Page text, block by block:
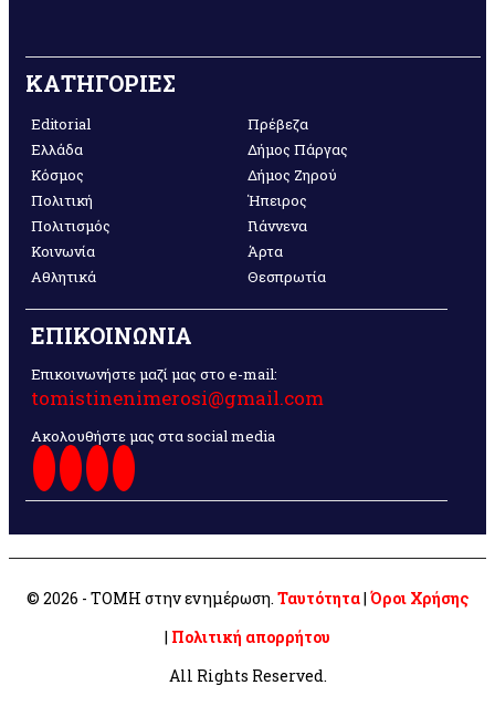
ΚΑΤΗΓΟΡΙΕΣ
Editorial
Ελλάδα
Κόσμος
Πολιτική
Πολιτισμός
Κοινωνία
Αθλητικά
Πρέβεζα
Δήμος Πάργας
Δήμος Ζηρού
Ήπειρος
Γιάννενα
Άρτα
Θεσπρωτία
ΕΠΙΚΟΙΝΩΝΙΑ
Επικοινωνήστε μαζί μας στο e-mail:
tomistinenimerosi@gmail.com
Ακολουθήστε μας στα social media
© 2026 - ΤΟΜΗ στην ενημέρωση. Ταυτότητα| Όροι Χρήσης
| Πολιτική απορρήτου
All Rights Reserved.